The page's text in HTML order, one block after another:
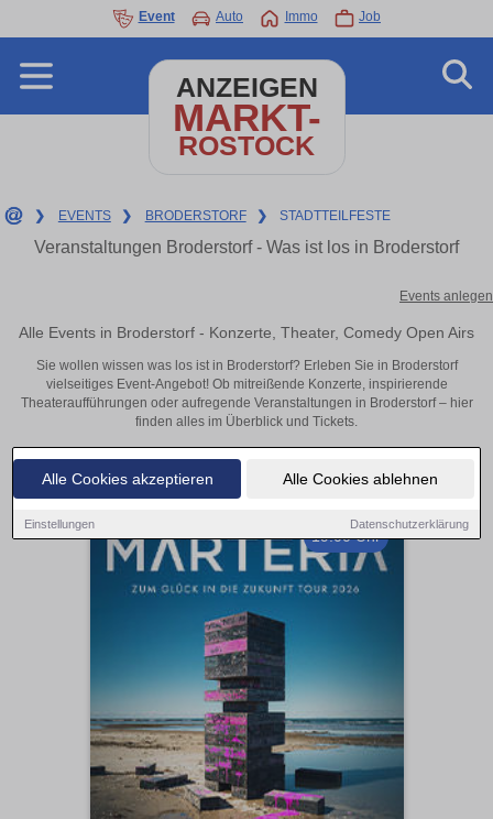
Alle Cookies akzeptieren Alle Cookies ablehnen
Einstellungen Datenschutzerklärung
Event Auto Immo Job
ANZEIGEN
MARKT-
ROSTOCK
❯ EVENTS ❯ BRODERSTORF ❯ STADTTEILFESTE
Veranstaltungen Broderstorf - Was ist los in Broderstorf
Events anlegen
Alle Events in Broderstorf - Konzerte, Theater, Comedy Open Airs
Sie wollen wissen was los ist in Broderstorf? Erleben Sie in Broderstorf
vielseitiges Event-Angebot! Ob mitreißende Konzerte, inspirierende
Theateraufführungen oder aufregende Veranstaltungen in Broderstorf – hier
finden alles im Überblick und Tickets.
19:00 Uhr